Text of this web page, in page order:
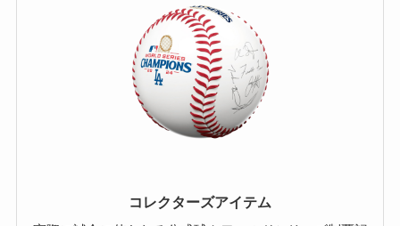
コレクターズアイテム